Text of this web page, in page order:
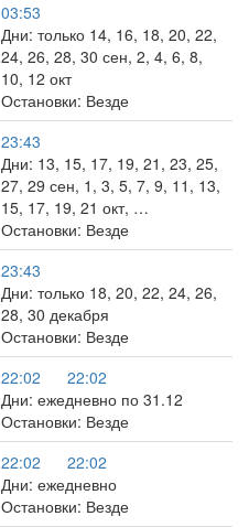
03:53
Дни: только 14, 16, 18, 20, 22,
24, 26, 28, 30 сен, 2, 4, 6, 8,
10, 12 окт
Остановки: Везде
23:43
Дни: 13, 15, 17, 19, 21, 23, 25,
27, 29 сен, 1, 3, 5, 7, 9, 11, 13,
15, 17, 19, 21 окт, …
Остановки: Везде
23:43
Дни: только 18, 20, 22, 24, 26,
28, 30 декабря
Остановки: Везде
22:02
22:02
Дни: ежедневно по 31.12
Остановки: Везде
22:02
22:02
Дни: ежедневно
Остановки: Везде